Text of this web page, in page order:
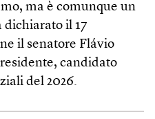
ma è comunque un
dichiarato il 17
il senatore Flávio
candidato
del 2026.